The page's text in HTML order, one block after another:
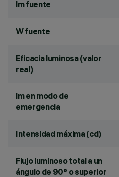
lm fuente
W fuente
Eficacia luminosa (valor
real)
lm en modo de
emergencia
Intensidad máxima (cd)
Flujo luminoso total a un
ángulo de 90° o superior